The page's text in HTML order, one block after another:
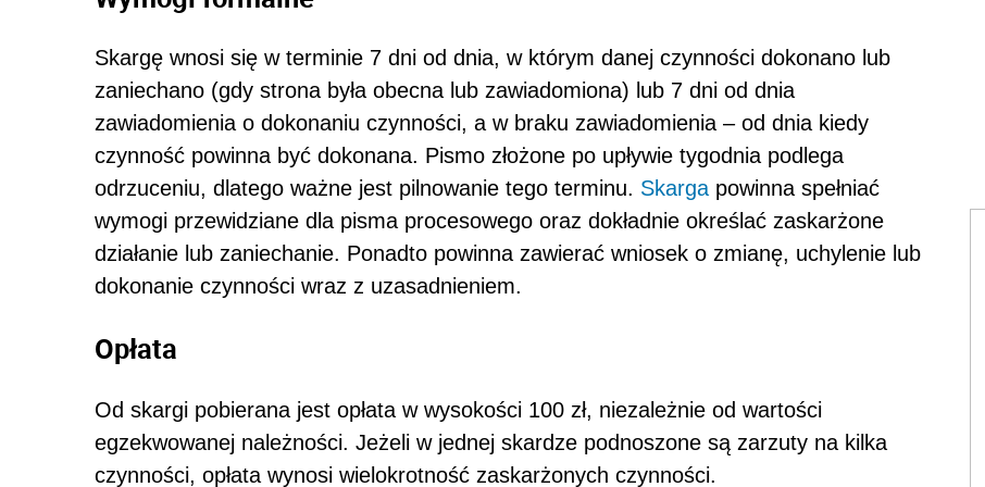
Skargę wnosi się w terminie 7 dni od dnia, w którym danej czynności dokonano lub
zaniechano (gdy strona była obecna lub zawiadomiona) lub 7 dni od dnia
zawiadomienia o dokonaniu czynności, a w braku zawiadomienia – od dnia kiedy
czynność powinna być dokonana. Pismo złożone po upływie tygodnia podlega
odrzuceniu, dlatego ważne jest pilnowanie tego terminu. Skarga powinna spełniać
wymogi przewidziane dla pisma procesowego oraz dokładnie określać zaskarżone
działanie lub zaniechanie. Ponadto powinna zawierać wniosek o zmianę, uchylenie lub
dokonanie czynności wraz z uzasadnieniem.
Opłata
Od skargi pobierana jest opłata w wysokości 100 zł, niezależnie od wartości
egzekwowanej należności. Jeżeli w jednej skardze podnoszone są zarzuty na kilka
czynności, opłata wynosi wielokrotność zaskarżonych czynności.